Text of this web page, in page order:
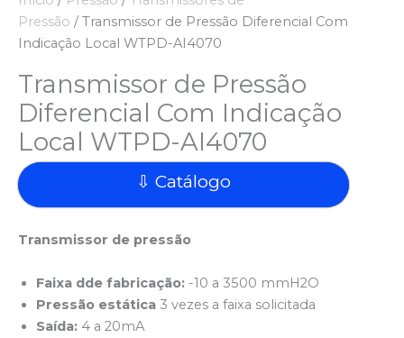
Pressão / Transmissor de Pressão Diferencial Com
Indicação Local WTPD-AI4070
Transmissor de Pressão
Diferencial Com Indicação
Local WTPD-AI4070
⇩ Catálogo
Transmissor de pressão
Faixa dde fabricação: -10 a 3500 mmH2O
Pressão estática 3 vezes a faixa solicitada
Saída: 4 a 20mA